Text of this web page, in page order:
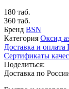
180 таб.
360 таб.
Бренд BSN
Категория Оксид
Доставка и оплата
Сертификаты
Поделиться:
Доставка по